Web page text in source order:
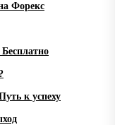
Форекс
к успеху